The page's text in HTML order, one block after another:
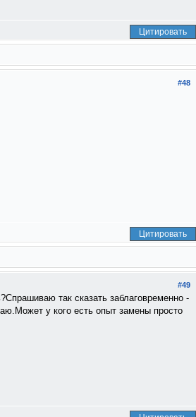
Цитировать
#48
Цитировать
#49
так сказать заблаговременно -
у кого есть опыт замены просто